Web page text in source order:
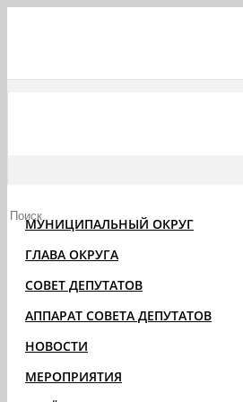
МУНИЦИПАЛЬНЫЙ ОКРУГ
ГЛАВА ОКРУГА
СОВЕТ ДЕПУТАТОВ
АППАРАТ СОВЕТА ДЕПУТАТОВ
НОВОСТИ
МЕРОПРИЯТИЯ